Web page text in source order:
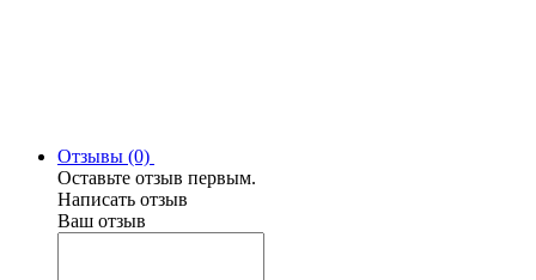
Отзывы (0)
Оставьте отзыв первым.
Написать отзыв
Ваш отзыв